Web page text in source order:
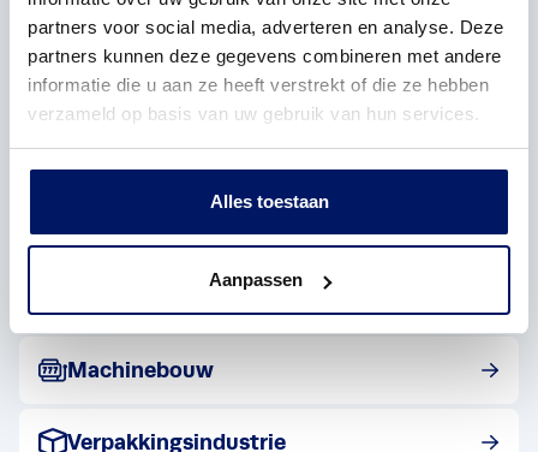
partners voor social media, adverteren en analyse. Deze
partners kunnen deze gegevens combineren met andere
informatie die u aan ze heeft verstrekt of die ze hebben
verzameld op basis van uw gebruik van hun services.
Alles toestaan
Aanpassen
kunststofbewerking leveren wij onderdelen die
naadloos aansluiten op de behoeften van uw
sector.
Voedingsmiddelenindustrie
Machinebouw
Verpakkingsindustrie
Bekijk post